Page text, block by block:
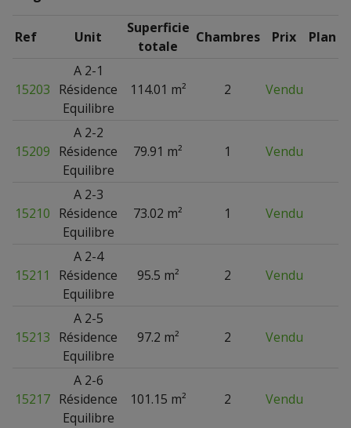
Ref Unit
Superficie
totale
Chambres Prix Plan
15203
A 2-1
Résidence
Equilibre
114.01 m² 2 Vendu
15209
A 2-2
Résidence
Equilibre
79.91 m² 1 Vendu
15210
A 2-3
Résidence
Equilibre
73.02 m² 1 Vendu
15211
A 2-4
Résidence
Equilibre
95.5 m² 2 Vendu
15213
A 2-5
Résidence
Equilibre
97.2 m² 2 Vendu
15217
A 2-6
Résidence
Equilibre
101.15 m² 2 Vendu